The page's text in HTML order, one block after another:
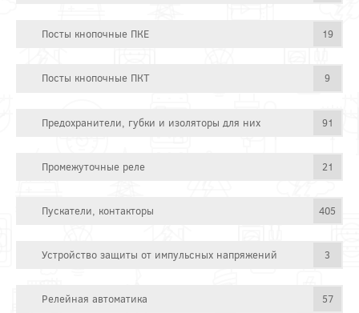
Посты кнопочные ПКЕ 19
Посты кнопочные ПКТ 9
Предохранители, губки и изоляторы для них 91
Промежуточные реле 21
Пускатели, контакторы 405
Устройство защиты от импульсных напряжений 3
Релейная автоматика 57